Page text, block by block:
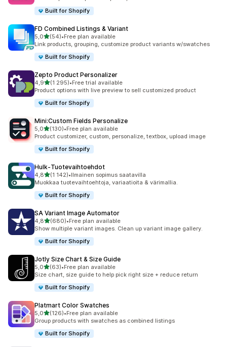
Built for Shopify
FD Combined Listings & Variant
5,0/ 5 tähteä
(54)
54 arvostelua yhteensä
•Free plan available
Link products, grouping, customize product variants w/swatches
Built for Shopify
Zepto Product Personalizer
4,9/ 5 tähteä
(1 295)
1295 arvostelua yhteensä
•Free trial available
Product options with live preview to sell customized product
Built for Shopify
Mini:Custom Fields Personalize
5,0/ 5 tähteä
(130)
130 arvostelua yhteensä
•Free plan available
Product customizer, custom, personalize, textbox, upload image
Built for Shopify
Hulk‑Tuotevaihtoehdot
4,8/ 5 tähteä
(1 142)
1142 arvostelua yhteensä
•Ilmainen sopimus saatavilla
Muokkaa tuote­vaihtoehtoja, variaatioita & värimallia.
Built for Shopify
SA Variant Image Automator
4,8/ 5 tähteä
(680)
680 arvostelua yhteensä
•Free plan available
Show multiple variant images. Clean up variant image gallery.
Built for Shopify
Jotly Size Chart & Size Guide
5,0/ 5 tähteä
(63)
63 arvostelua yhteensä
•Free plan available
Size chart, size guide to help pick right size + reduce return
Built for Shopify
Platmart Color Swatches
5,0/ 5 tähteä
(126)
126 arvostelua yhteensä
•Free plan available
Group products with swatches as combined listings
Built for Shopify